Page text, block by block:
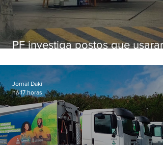
PF investiga postos que usaram
secretário morto em 2020
Jornal Daki
há 17 horas